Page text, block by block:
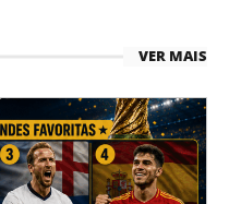
VER MAIS